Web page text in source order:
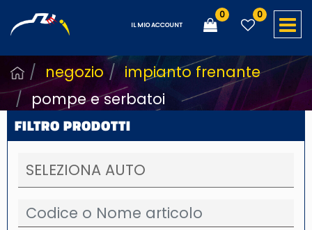
IL MIO ACCOUNT
0 0
negozio
impianto frenante
pompe e serbatoi
FILTRO PRODOTTI